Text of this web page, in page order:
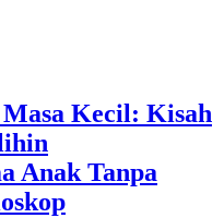
Kecil: Kisah
Anak Tanpa